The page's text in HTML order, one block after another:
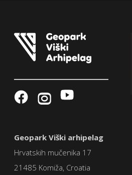
Geopark Viški arhipelag
Hrvatskih mučenika 17
21485 Komiža, Croatia